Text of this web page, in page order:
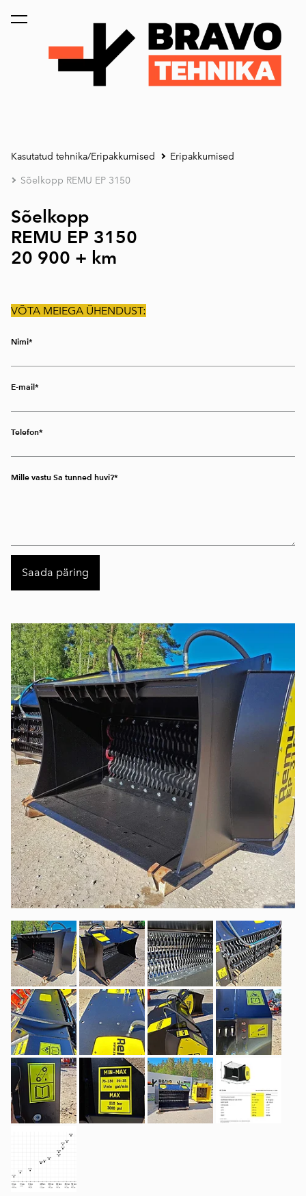
lisati ostukorvi. Vaata ostukorvi
Kasutatud tehnika/Eripakkumised Eripakkumised
Sõelkopp REMU EP 3150
Sõelkopp
REMU EP 3150
20 900 + km
VÕTA MEIEGA ÜHENDUST:
Nimi
E-mail
Telefon
Mille vastu Sa tunned huvi?